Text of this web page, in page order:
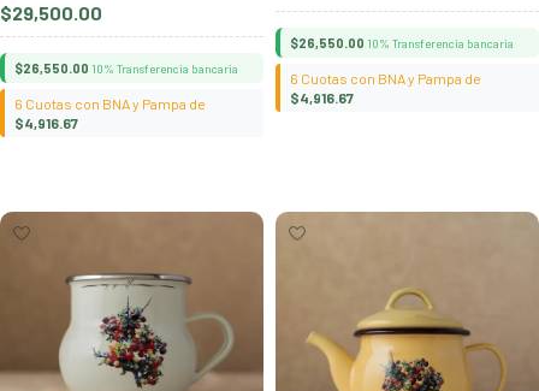
$29,500.00
$26,550.00 10% Transferencia bancaria
6 Cuotas con BNA y Pampa de
$4,916.67
$26,550.00 10% Transferencia bancaria
6 Cuotas con BNA y Pampa de
$4,916.67